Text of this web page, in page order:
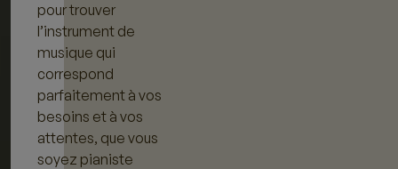
pour trouver
l’instrument de
musique qui
correspond
parfaitement à vos
besoins et à vos
attentes, que vous
soyez pianiste